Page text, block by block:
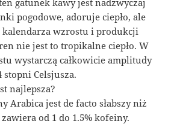
pogodowe, adoruje ciepło, ale
wzrostu i produkcji
nie jest to tropikalne ciepło. W
wystarczą całkowicie amplitudy
stopni Celsjusza.
najlepsza?
Arabica jest de facto słabszy niż
od 1 do 1.5% kofeiny.